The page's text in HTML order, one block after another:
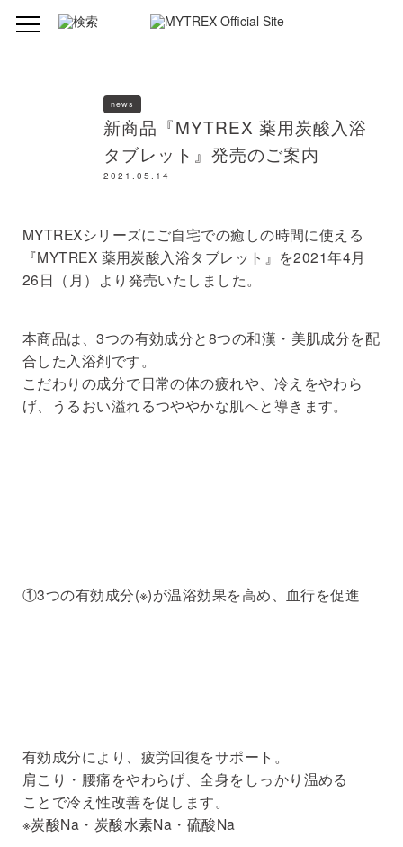
news
新商品『MYTREX 薬用炭酸入浴
タブレット』発売のご案内
2021.05.14
MYTREXシリーズにご自宅での癒しの時間に使える
『MYTREX 薬用炭酸入浴タブレット』を2021年4月
26日（月）より発売いたしました。
本商品は、3つの有効成分と8つの和漢・美肌成分を配
合した入浴剤です。
こだわりの成分で日常の体の疲れや、冷えをやわら
げ、うるおい溢れるつややかな肌へと導きます。
①3つの有効成分(※)が温浴効果を高め、血行を促進
有効成分により、疲労回復をサポート。
肩こり・腰痛をやわらげ、全身をしっかり温める
ことで冷え性改善を促します。
※炭酸Na・炭酸水素Na・硫酸Na